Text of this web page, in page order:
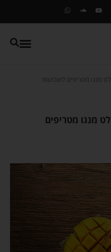
מנגו מטריפים לשבועות
מנגו מטריפים